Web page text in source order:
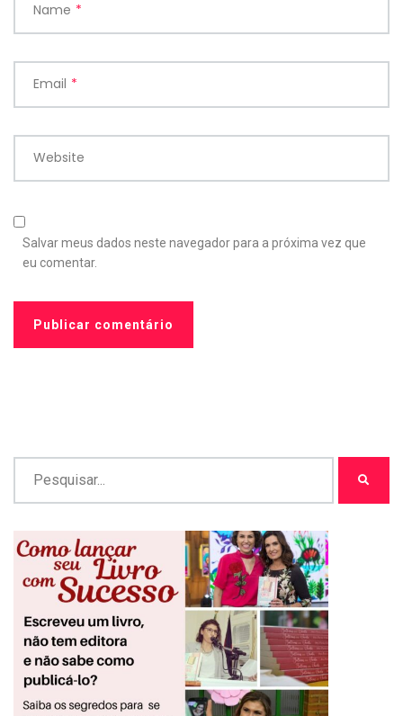
Name *
Email *
Website
Salvar meus dados neste navegador para a próxima vez que
eu comentar.